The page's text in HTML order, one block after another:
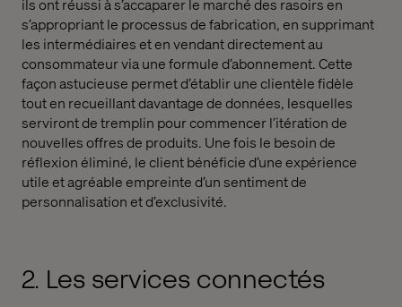
s’appropriant le processus de fabrication, en supprimant
les intermédiaires et en vendant directement au
consommateur via une formule d’abonnement. Cette
façon astucieuse permet d’établir une clientèle fidèle
tout en recueillant davantage de données, lesquelles
serviront de tremplin pour commencer l’itération de
nouvelles offres de produits. Une fois le besoin de
réflexion éliminé, le client bénéficie d’une expérience
utile et agréable empreinte d’un sentiment de
personnalisation et d’exclusivité.
2. Les services connectés